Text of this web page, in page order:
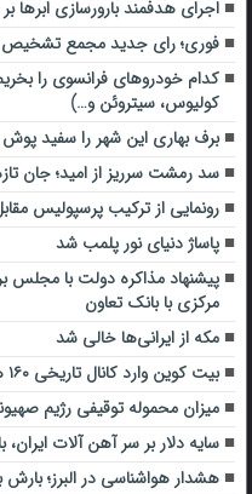
اجرای هدفمند بارورسازی ابرها
فوری؛ رای جدید مجمع تشخیص
کولیوس، سیتروئن و…)
برف بهاری این شهر را سفید پوش
سد رمشت سرریز از امید؛ جان تازه به ۱۱۰۰ هکتار اراضی کشاورزی
رونمایی از ترکیب پرسپولیس
پاساژ دنیای نور پلمب شد
پیشنهاد مذاکره دولت با مجلس
مرکزی با بانک تعاون
مکه از ایرانی‌ها خالی شد
بیت‌ کوین وارد کانال تاریخی ۱۶۰ هزار دلاری می‌شود!؟
میزان محموله توقیفی رژیم
سایه دلار بر سر آهن‌ آلات
هشدار هواشناسی در البرز؛